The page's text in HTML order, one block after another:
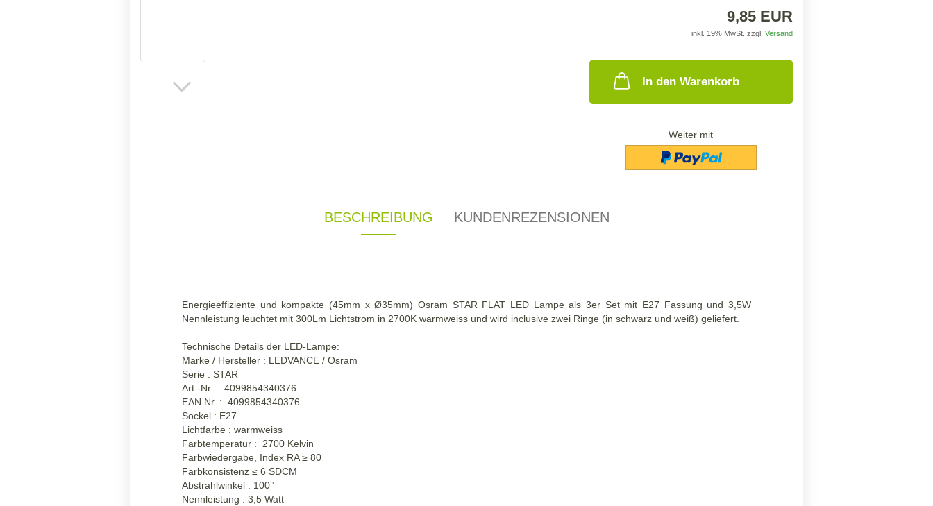
9,85 EUR
inkl. 19% MwSt. zzgl. Versand
In den Warenkorb
Weiter mit
BESCHREIBUNG KUNDENREZENSIONEN
Energieeffiziente und kompakte (45mm x Ø35mm) Osram STAR FLAT LED Lampe als 3er Set mit E27 Fassung und 3,5W
Nennleistung leuchtet mit 300Lm Lichtstrom in 2700K warmweiss und wird inclusive zwei Ringe (in schwarz und weiß) geliefert.
Technische Details der LED-Lampe:
Marke / Hersteller : LEDVANCE / Osram
Serie : STAR
Art.-Nr. : 4099854340376
EAN Nr. : 4099854340376
Sockel : E27
Lichtfarbe : warmweiss
Farbtemperatur : 2700 Kelvin
Farbwiedergabe, Index RA ≥ 80
Farbkonsistenz ≤ 6 SDCM
Abstrahlwinkel : 100°
Nennleistung : 3,5 Watt